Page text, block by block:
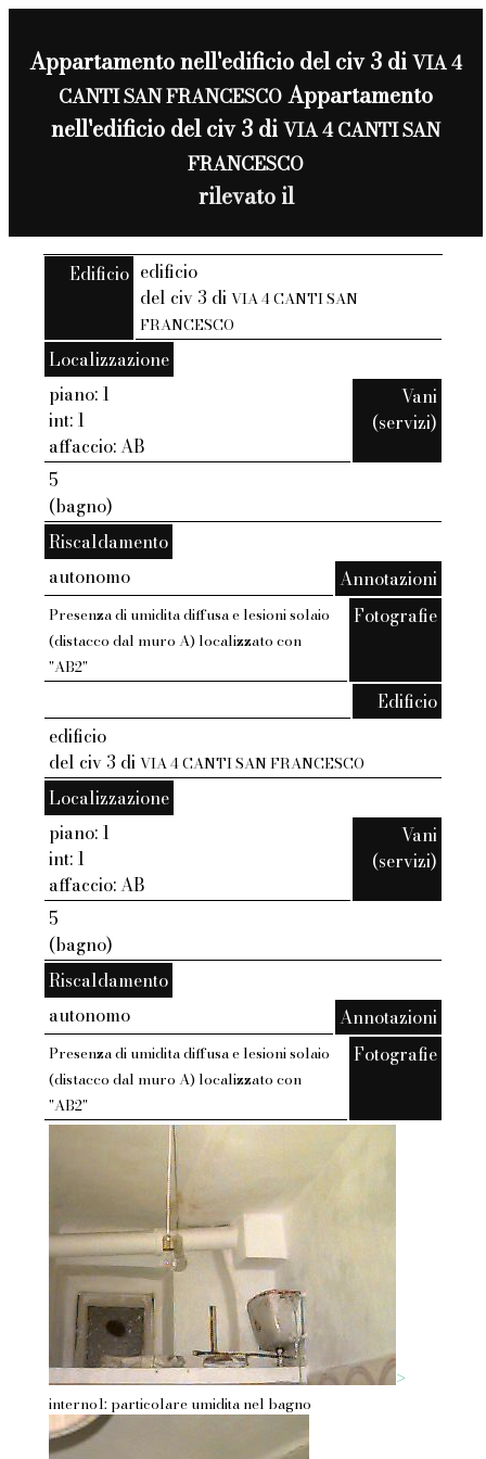
Appartamento nell'edificio del civ 3 diVIA 4
CANTI SAN FRANCESCOAppartamento
nell'edificio del civ 3 diVIA 4 CANTI SAN
FRANCESCO
rilevato il
Edificio edificio
del civ 3 di VIA 4 CANTI SAN
FRANCESCO
Localizzazione
piano: 1
int: 1
affaccio: AB
Vani
(servizi)
5
(bagno)
Riscaldamento
autonomo
Annotazioni
Presenza di umidita diffusa e lesioni solaio
(distacco dal muro A) localizzato con
"AB2"
Fotografie
Edificio
edificio
del civ 3 diVIA 4 CANTI SAN FRANCESCO
Localizzazione
piano: 1
int: 1
affaccio: AB
Vani
(servizi)
5
(bagno)
Riscaldamento
autonomo
Annotazioni
Presenza di umidita diffusa e lesioni solaio
(distacco dal muro A) localizzato con
"AB2"
Fotografie
>
interno1: particolare umidita nel bagno